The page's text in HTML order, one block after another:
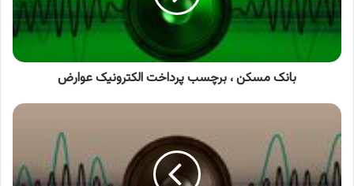
الکترونیک
عوارض
بانک مسکن ، برچسب پرداخت الکترونیک عوارض
آگهی
پیوند
مبتکر
پارس